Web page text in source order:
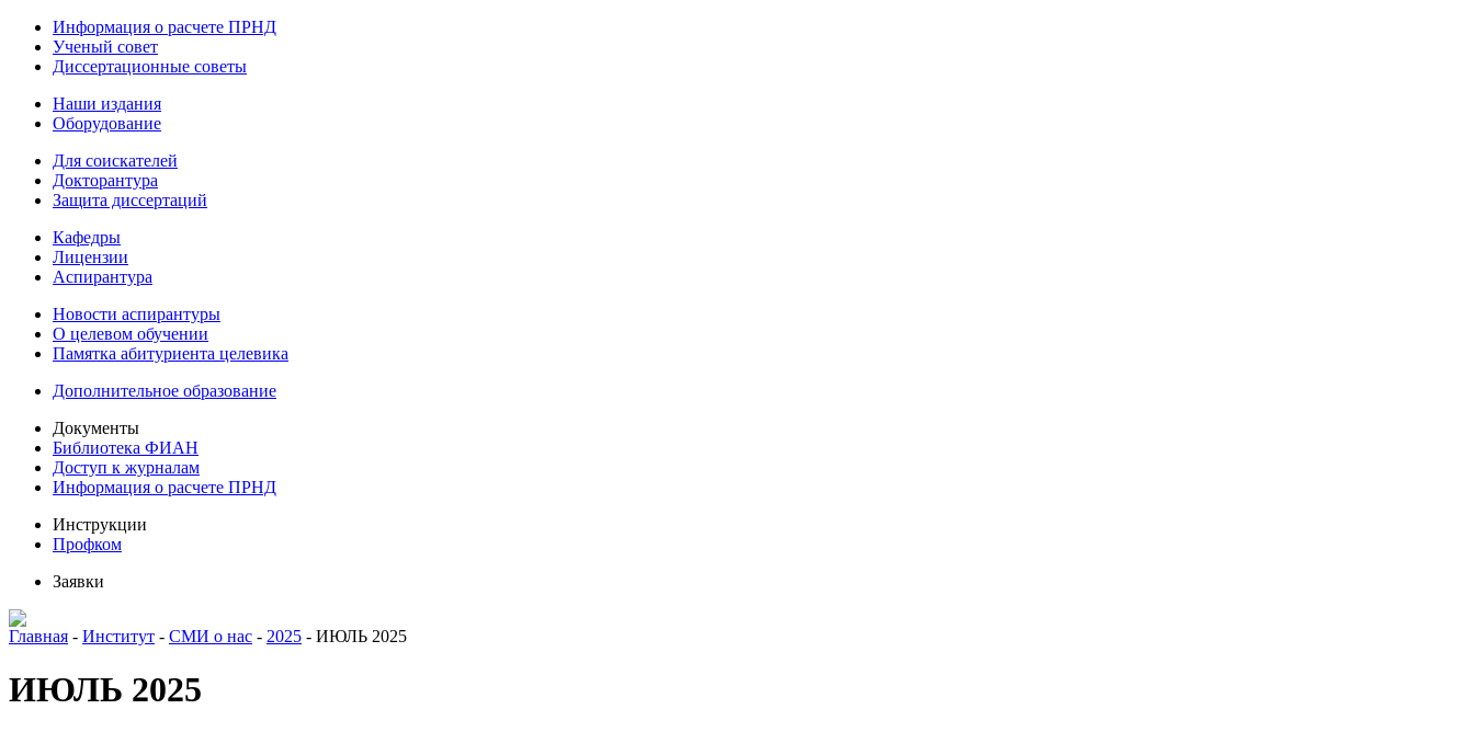
Информация о расчете ПРНД
Ученый совет
Диссертационные советы
Наши издания
Оборудование
Для соискателей
Докторантура
Защита диссертаций
Кафедры
Лицензии
Аспирантура
Новости аспирантуры
О целевом обучении
Памятка абитуриента целевика
Дополнительное образование
Документы
Библиотека ФИАН
Доступ к журналам
Информация о расчете ПРНД
Инструкции
Профком
Заявки
Главная - Институт - СМИ о нас - 2025 - ИЮЛЬ 2025
ИЮЛЬ 2025